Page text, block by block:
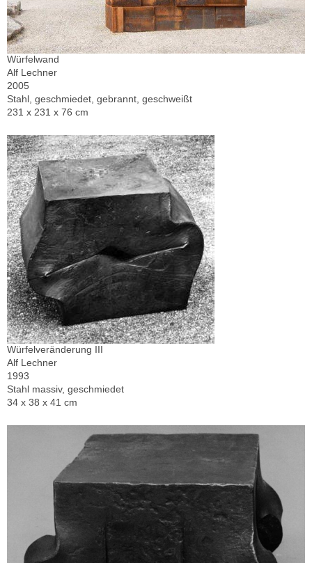
Würfelwand
Alf Lechner
2005
Stahl, geschmiedet, gebrannt, geschweißt
231 x 231 x 76 cm
Würfelveränderung III
Alf Lechner
1993
Stahl massiv, geschmiedet
34 x 38 x 41 cm